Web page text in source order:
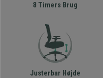
8 Timers Brug
Justerbar Højde